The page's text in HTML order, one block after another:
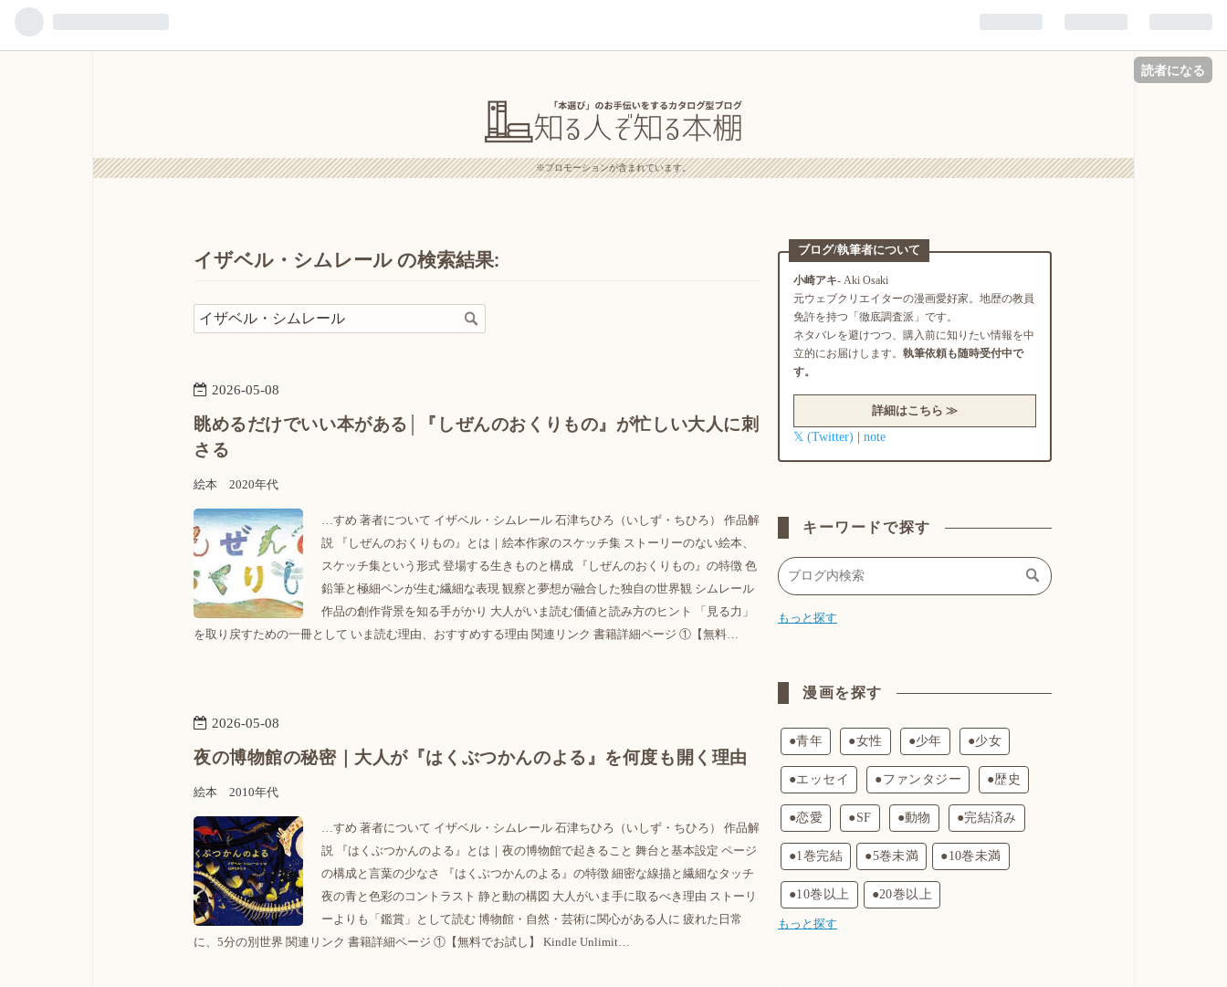
読者になる
※プロモーションが含まれています。
イザベル・シムレール の検索結果:
2026-05-08
眺めるだけでいい本がある│『しぜんのおくりもの』が忙しい大人に刺
さる
絵本 2020年代
…すめ 著者について イザベル・シムレール 石津ちひろ（いしず・ちひろ） 作品解
説 『しぜんのおくりもの』とは｜絵本作家のスケッチ集 ストーリーのない絵本、
スケッチ集という形式 登場する生きものと構成 『しぜんのおくりもの』の特徴 色
鉛筆と極細ペンが生む繊細な表現 観察と夢想が融合した独自の世界観 シムレール
作品の創作背景を知る手がかり 大人がいま読む価値と読み方のヒント 「見る力」
を取り戻すための一冊として いま読む理由、おすすめする理由 関連リンク 書籍詳細ページ ①【無料…
2026-05-08
夜の博物館の秘密｜大人が『はくぶつかんのよる』を何度も開く理由
絵本 2010年代
…すめ 著者について イザベル・シムレール 石津ちひろ（いしず・ちひろ） 作品解
説 『はくぶつかんのよる』とは｜夜の博物館で起きること 舞台と基本設定 ページ
の構成と言葉の少なさ 『はくぶつかんのよる』の特徴 細密な線描と繊細なタッチ
夜の青と色彩のコントラスト 静と動の構図 大人がいま手に取るべき理由 ストーリ
ーよりも「鑑賞」として読む 博物館・自然・芸術に関心がある人に 疲れた日常
に、5分の別世界 関連リンク 書籍詳細ページ ①【無料でお試し】 Kindle Unlimit…
ブログ/執筆者について
小崎アキ- Aki Osaki
元ウェブクリエイターの漫画愛好家。地歴の教員
免許を持つ「徹底調査派」です。
ネタバレを避けつつ、購入前に知りたい情報を中
立的にお届けします。 執筆依頼も随時受付中で
す。
詳細はこちら ≫
𝕏 (Twitter) note
キーワードで探す
もっと探す
漫画を探す
●青年 ●女性 ●少年 ●少女
●エッセイ ●ファンタジー ●歴史
●恋愛 ●SF ●動物 ●完結済み
●1巻完結 ●5巻未満 ●10巻未満
●10巻以上 ●20巻以上
もっと探す